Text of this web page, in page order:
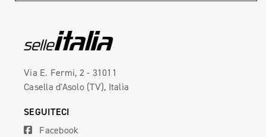
Via E. Fermi, 2 - 31011
Casella d'Asolo (TV), Italia
SEGUITECI
Facebook